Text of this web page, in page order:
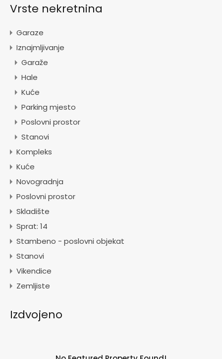
Vrste nekretnina
Garaze
Iznajmljivanje
Garaže
Hale
Kuće
Parking mjesto
Poslovni prostor
Stanovi
Kompleks
Kuće
Novogradnja
Poslovni prostor
Skladište
Sprat: 14
Stambeno - poslovni objekat
Stanovi
Vikendice
Zemljiste
Izdvojeno